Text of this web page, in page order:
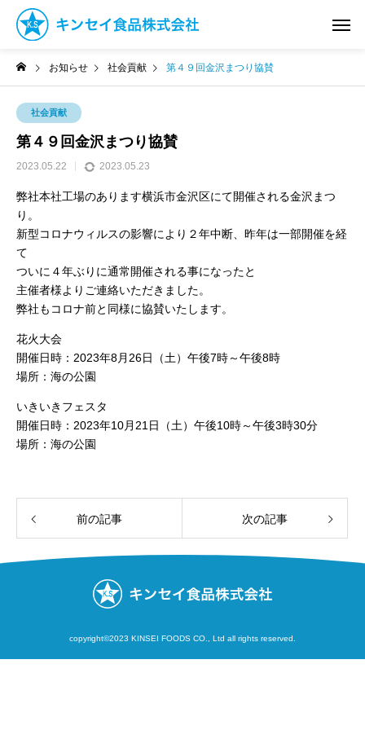
お知らせ 社会貢献 第４９回金沢まつり協賛
社会貢献
第４９回金沢まつり協賛
2023.05.22 2023.05.23
弊社本社工場のあります横浜市金沢区にて開催される金沢まつ
り。
新型コロナウィルスの影響により２年中断、昨年は一部開催を経
て
ついに４年ぶりに通常開催される事になったと
主催者様よりご連絡いただきました。
弊社もコロナ前と同様に協賛いたします。
花火大会
開催日時：2023年8月26日（土）午後7時～午後8時
場所：海の公園
いきいきフェスタ
開催日時：2023年10月21日（土）午後10時～午後3時30分
場所：海の公園
前の記事 次の記事
copyright©2023 KINSEI FOODS CO., Ltd all rights reserved.